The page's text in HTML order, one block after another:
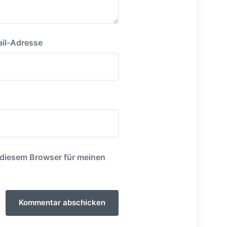
Adresse
Browser für meinen